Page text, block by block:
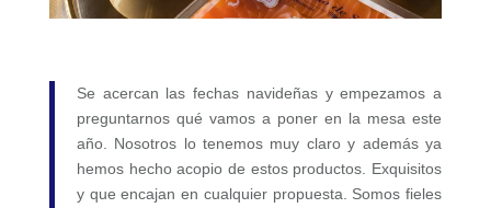
Se acercan las fechas navideñas y empezamos a
preguntarnos qué vamos a poner en la mesa este
año. Nosotros lo tenemos muy claro y además ya
hemos hecho acopio de estos productos. Exquisitos
y que encajan en cualquier propuesta. Somos fieles